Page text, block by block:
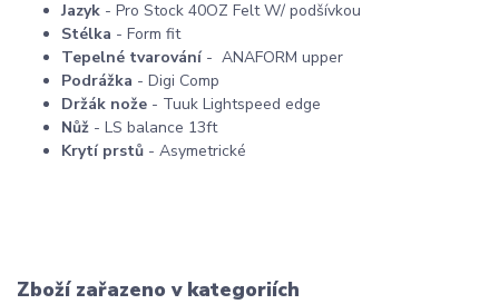
Jazyk - Pro Stock 40OZ Felt W/ podšívkou
Stélka - Form fit
Tepelné tvarování- ANAFORM upper
Podrážka - Digi Comp
Držák nože - Tuuk Lightspeed edge
Nůž - LS balance 13ft
Krytí prstů - Asymetrické
Zboží zařazeno v kategoriích